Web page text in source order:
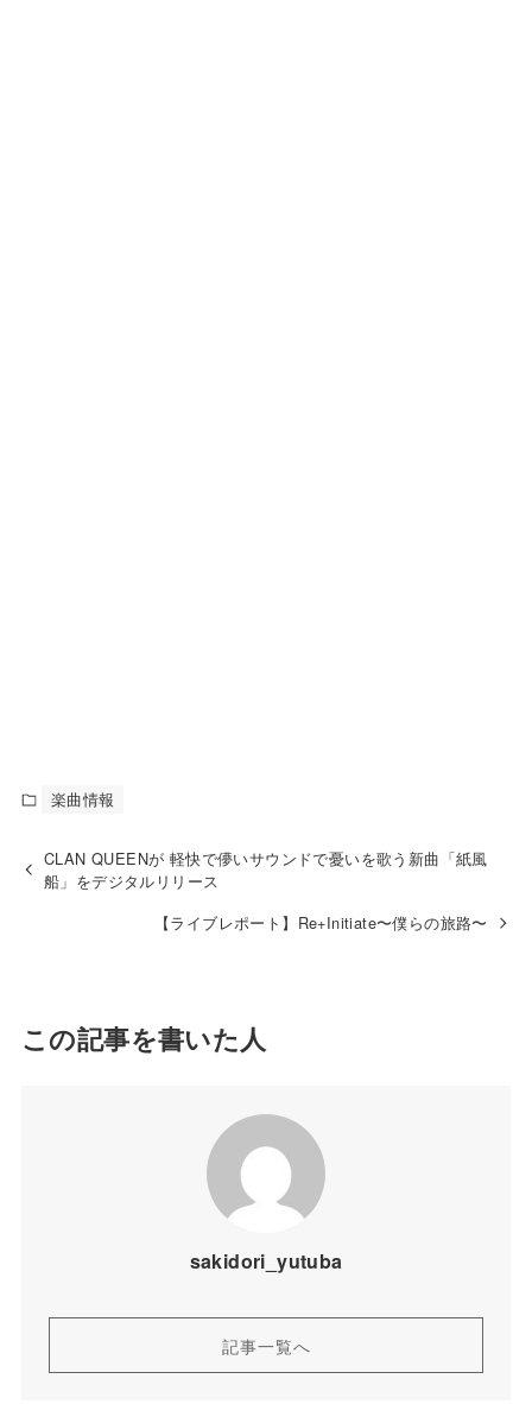
楽曲情報
CLAN QUEENが 軽快で儚いサウンドで憂いを歌う新曲「紙風
船」をデジタルリリース
【ライブレポート】Re+Initiate〜僕らの旅路〜
この記事を書いた人
sakidori_yutuba
記事一覧へ